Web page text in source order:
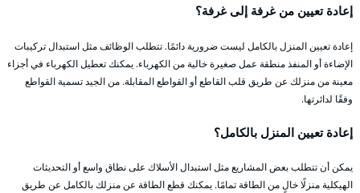
إعادة تعيين من غرفة إلى غرفة؟
إعادة تعيين المنزل بالكامل ليست ضرورية دائمًا. تتطلب الوظائف مثل استبدال تركيبات
الإضاءة أو المنفذ منطقة عمل صغيرة خالية من الكهرباء. يمكنك تعطيل الكهرباء في أجزاء
معينة من منزلك عن طريق قلب القاطع أو القواطع المقابلة. من الجيد تسمية القواطع
وفقًا لدائرتها.
إعادة تعيين المنزل بالكامل؟
يمكن أن تتطلب بعض المشاريع مثل استبدال الأسلاك على نطاق واسع أو التحديثات
الهيكلية منزلًا خالٍ من الطاقة تمامًا. يمكنك قطع الطاقة عن منزلك بالكامل عن طريق